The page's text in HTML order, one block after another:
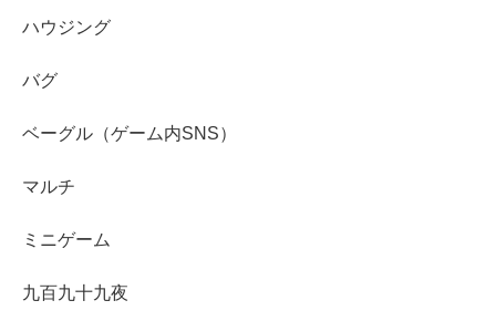
ハウジング
バグ
ベーグル（ゲーム内SNS）
マルチ
ミニゲーム
九百九十九夜